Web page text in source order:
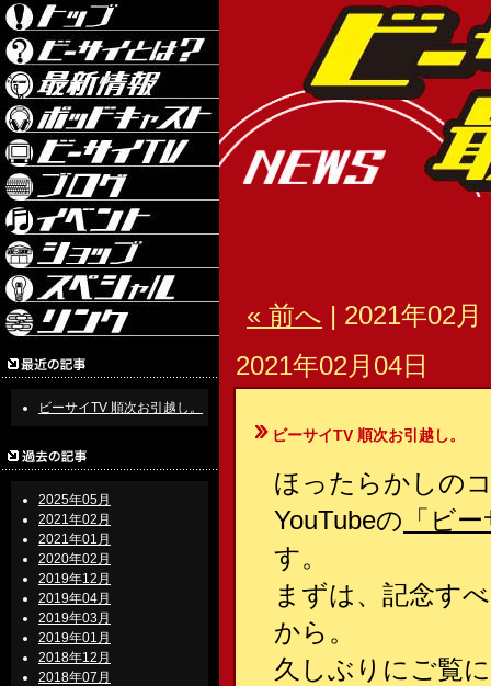
ビーサイTV 順次お引越し。
2025年05月
2021年02月
2021年01月
2020年02月
2019年12月
2019年04月
2019年03月
2019年01月
2018年12月
2018年07月
« 前へ | 2021年02
2021年02月04日
ビーサイTV 順次お引越し。
ほったらかしの
YouTubeの 「ビ
す。
まずは、記念す
から。
久しぶりにご覧